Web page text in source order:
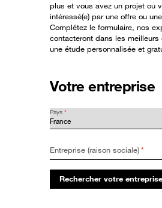
plus et vous avez un projet ou
intéressé(e) par une offre ou
Complétez le formulaire, nos
contacteront dans les meilleurs
une étude personnalisée et
Votre entreprise
*
Pays
*
Entreprise (raison sociale)
Rechercher votre entreprise